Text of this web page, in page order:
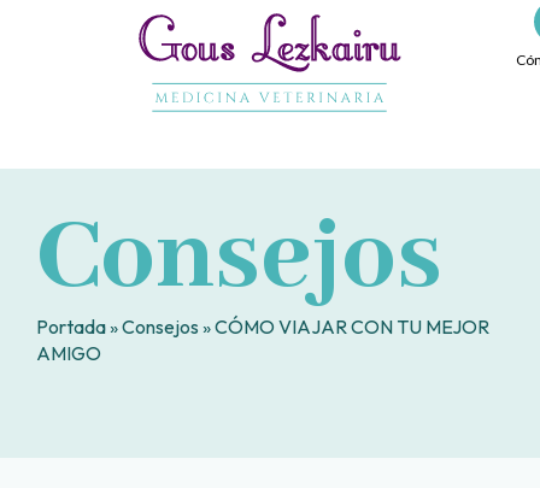
Consejos
Portada»Consejos »CÓMO VIAJAR CON TU MEJOR
AMIGO